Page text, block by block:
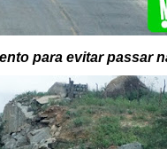
para evitar passar